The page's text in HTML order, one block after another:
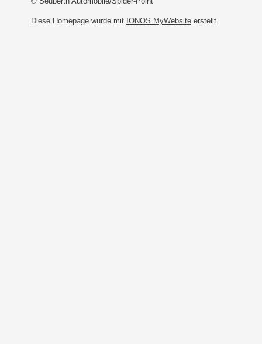
Diese Homepage wurde mit IONOS MyWebsiteerstellt.